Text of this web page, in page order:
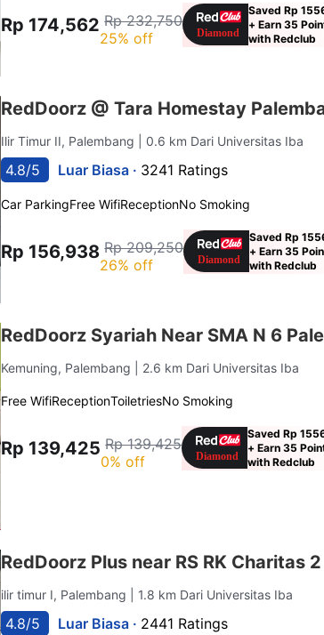
Rp 174,562 Rp 232,750
25% off
Saved Rp
+ Earn 35
with Redclub
RedDoorz @ Tara Homestay
Ilir Timur II, Palembang | 0.6 km Dari Universitas Iba
4.8/5 Luar Biasa · 3241 Ratings
Car ParkingFree WifiReceptionNo Smoking
Rp 156,938 Rp 209,250
26% off
Saved Rp
+ Earn 35
with Redclub
RedDoorz Syariah Near SMA N 6
Kemuning, Palembang | 2.6 km Dari Universitas Iba
Free WifiReceptionToiletriesNo Smoking
Rp 139,425 Rp 139,425
0% off
Saved Rp
+ Earn 35
with Redclub
RedDoorz Plus near RS RK Charitas
ilir timur I, Palembang | 1.8 km Dari Universitas Iba
4.8/5 Luar Biasa · 2441 Ratings